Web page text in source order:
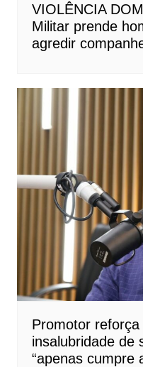
VIOLÊNCIA
Militar prende
agredir
Promotor
insalubridade de
“apenas cumpre